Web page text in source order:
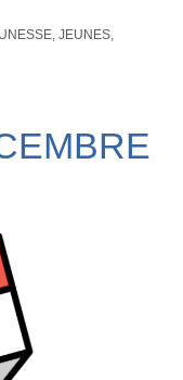
, JEUNES,